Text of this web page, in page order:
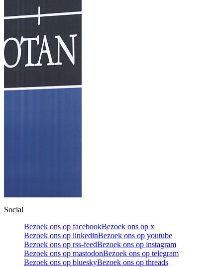
Social
Bezoek ons op facebookBezoek ons op x
Bezoek ons op linkedinBezoek ons op youtube
Bezoek ons op rss-feedBezoek ons op instagram
Bezoek ons op mastodonBezoek ons op telegram
Bezoek ons op blueskyBezoek ons op threads